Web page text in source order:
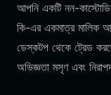
আপনি একটি নন-
কি-এর একমাত্র মালিক
ডেস্কটপ থেকে ট্রেড
অভিজ্ঞতা মসৃণ এবং